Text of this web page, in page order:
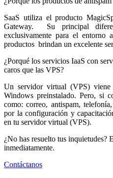
SaaS utiliza el producto
Gateway. Su principal
exclusivamente para el entorno
productos brindan un excelente
¿Porqué los servicios IaaS con
caros que las VPS?
Un servidor virtual (VPS)
Windows preinstalado. Pero, si
como: correo, antispam,
por la configuración y
en tu servidor virtual (VPS).
¿No has resuelto tus inquietudes?
inmediatamente.
Contáctanos